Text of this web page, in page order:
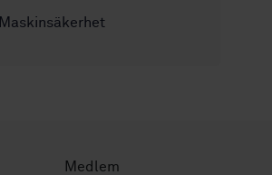
Maskinsäkerhet
Medlem